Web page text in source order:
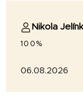
Nikola
100%
06.08.2026